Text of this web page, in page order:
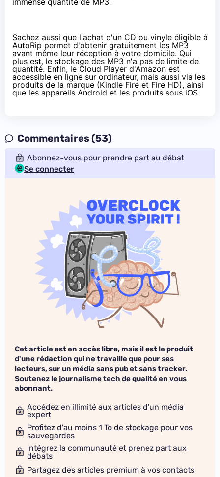
immense quantité de MP3.
Sachez aussi que l'achat d'un CD ou vinyle éligible à
AutoRip permet d'obtenir gratuitement les MP3
avant même leur réception à votre domicile. Qui
plus est, le stockage des MP3 n'a pas de limite de
quantité. Enfin, le Cloud Player d'Amazon est
accessible en ligne sur ordinateur, mais aussi via les
produits de la marque (Kindle Fire et Fire HD), ainsi
que les appareils Android et les produits sous iOS.
Commentaires (53)
Abonnez-vous pour prendre part au débat
Se connecter
Cet article est en accès libre, mais il est le produit
d'une rédaction qui ne travaille que pour ses
lecteurs, sur un média sans pub et sans tracker.
Soutenez le journalisme tech de qualité en vous
abonnant.
Accédez en illimité aux articles d'un média
expert
Profitez d'au moins 1 To de stockage pour vos
sauvegardes
Intégrez la communauté et prenez part aux
débats
Partagez des articles premium à vos contacts